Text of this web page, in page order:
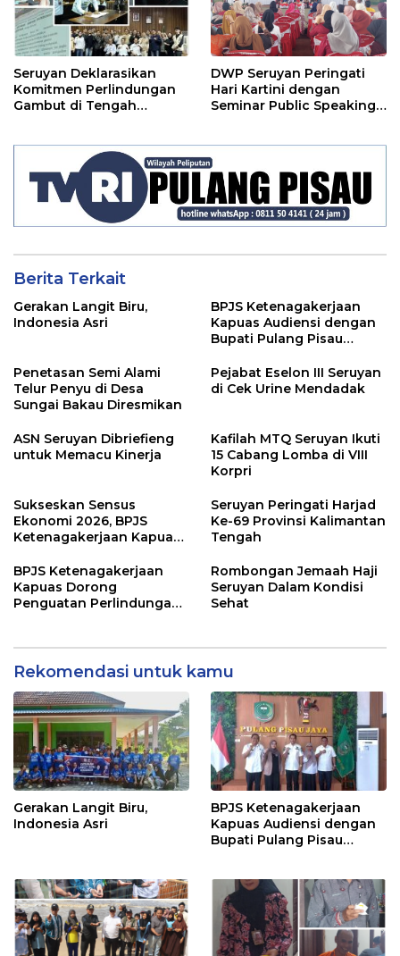
Seruyan Deklarasikan
Komitmen Perlindungan
Gambut di Tengah
DWP Seruyan Peringati
Hari Kartini dengan
Seminar Public Speaking
Berita Terkait
Gerakan Langit Biru,
Indonesia Asri
BPJS Ketenagakerjaan
Kapuas Audiensi dengan
Bupati Pulang Pisau
Ekosistem Desa, dan
Pekerja Rentan
Penetasan Semi Alami
Telur Penyu di Desa
Sungai Bakau Diresmikan
Pejabat Eselon III Seruyan
di Cek Urine Mendadak
ASN Seruyan Dibriefieng
untuk Memacu Kinerja
Kafilah MTQ Seruyan Ikuti
15 Cabang Lomba di VIII
Korpri
Sukseskan Sensus
Ekonomi 2026, BPJS
Ketenagakerjaan Kapuas
Petugas Lapangan
Seruyan Peringati Harjad
Ke-69 Provinsi Kalimantan
Tengah
BPJS Ketenagakerjaan
Kapuas Dorong
Penguatan Perlindungan
Rombongan Jemaah Haji
Seruyan Dalam Kondisi
Sehat
Rekomendasi untuk kamu
Gerakan Langit Biru,
Indonesia Asri
BPJS Ketenagakerjaan
Kapuas Audiensi dengan
Bupati Pulang Pisau
Pekerja Rentan